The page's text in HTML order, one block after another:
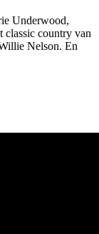
Underwood,
classic country van
Nelson. En